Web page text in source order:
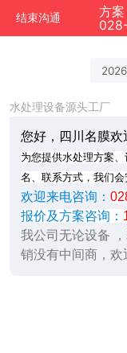
结束沟通
水处理设备源头工厂
您好，四川名膜欢
为您提供水处理方案
名、联系方式，我们会
欢迎来电咨询：
报价及方案咨询：
我公司无论设备
销没有中间商，欢